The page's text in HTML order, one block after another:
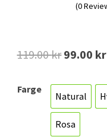
(0
119.00kr
var:
119.00 kr.
99.00 kr
Farge
Natural
Natural
Rosa
Rosa